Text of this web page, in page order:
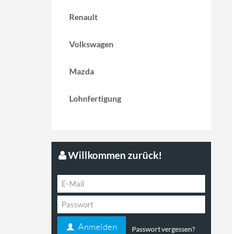
Renault
Volkswagen
Mazda
Lohnfertigung
Willkommen zurück!
Anmelden Passwort vergessen?